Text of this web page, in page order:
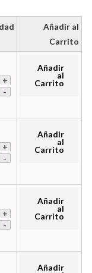
Añadir al
Carrito
Añadir
al
Carrito
Añadir
al
Carrito
Añadir
al
Carrito
Añadir